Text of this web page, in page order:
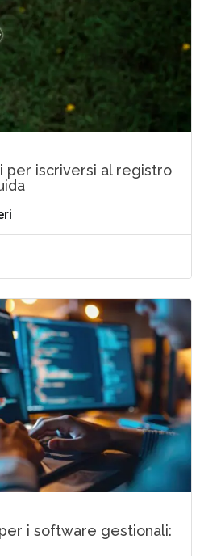
per iscriversi al registro
i software gestionali: